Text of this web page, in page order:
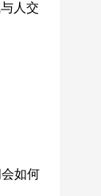
人交
如何